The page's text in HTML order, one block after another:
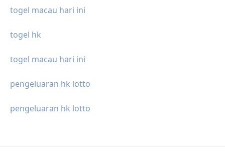
togel macau hari ini
togel hk
togel macau hari ini
pengeluaran hk lotto
pengeluaran hk lotto